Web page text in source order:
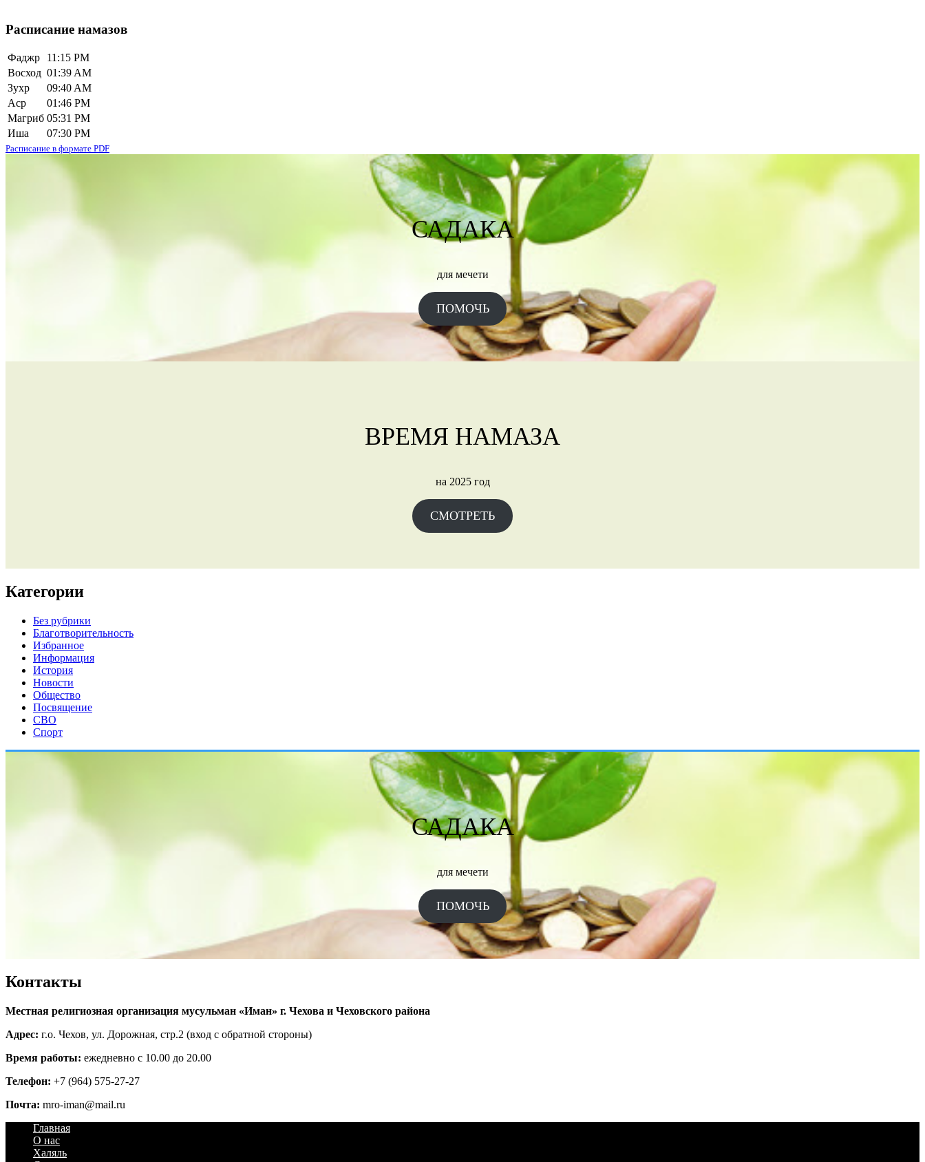
Расписание намазов
Фаджр
11:15 PM
Восход 01:39 AM
Зухр
09:40 AM
Аср
01:46 PM
Магриб 05:31 PM
Иша
07:30 PM
Расписание в формате PDF
САДАКА
для мечети
ПОМОЧЬ
ВРЕМЯ НАМАЗА
на 2025 год
СМОТРЕТЬ
Категории
Без рубрики
Благотворительность
Избранное
Информация
История
Новости
Общество
Посвящение
СВО
Спорт
САДАКА
для мечети
ПОМОЧЬ
Контакты
Местная религиозная организация мусульман «Иман» г. Чехова и Чеховского района
Адрес: г.о. Чехов, ул. Дорожная, стр.2 (вход с обратной стороны)
Время работы: ежедневно с 10.00 до 20.00
Телефон: +7 (964) 575-27-27
Почта: mro-iman@mail.ru
Главная
О нас
Халяль